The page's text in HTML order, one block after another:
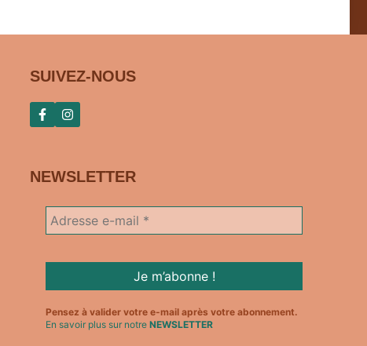
SUIVEZ-NOUS
NEWSLETTER
Pensez à valider votre e-mail après votre abonnement.
En savoir plus sur notreNEWSLETTER